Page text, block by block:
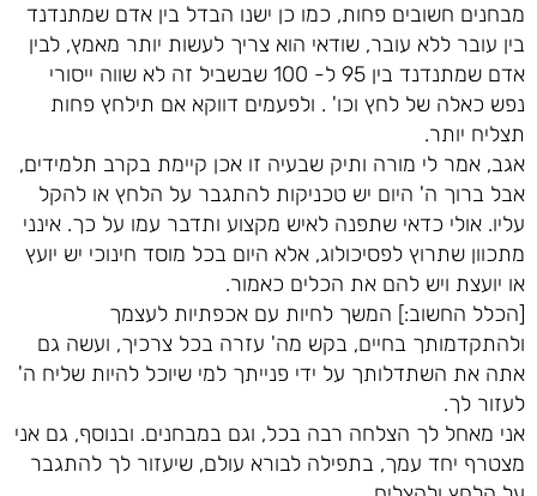
מבחנים חשובים פחות, כמו כן ישנו הבדל בין אדם שמתנדנד
בין עובר ללא עובר, שודאי הוא צריך לעשות יותר מאמץ, לבין
אדם שמתנדנד בין 95 ל- 100 שבשביל זה לא שווה ייסורי
נפש כאלה של לחץ וכו' . ולפעמים דווקא אם תילחץ פחות
תצליח יותר.
אגב, אמר לי מורה ותיק שבעיה זו אכן קיימת בקרב תלמידים,
אבל ברוך ה' היום יש טכניקות להתגבר על הלחץ או להקל
עליו. אולי כדאי שתפנה לאיש מקצוע ותדבר עמו על כך. אינני
מתכוון שתרוץ לפסיכולוג, אלא היום בכל מוסד חינוכי יש יועץ
או יועצת ויש להם את הכלים כאמור.
[הכלל החשוב:] המשך לחיות עם אכפתיות לעצמך
ולהתקדמותך בחיים, בקש מה' עזרה בכל צרכיך, ועשה גם
אתה את השתדלותך על ידי פנייתך למי שיוכל להיות שליח ה'
לעזור לך.
אני מאחל לך הצלחה רבה בכל, וגם במבחנים. ובנוסף, גם אני
מצטרף יחד עמך, בתפילה לבורא עולם, שיעזור לך להתגבר